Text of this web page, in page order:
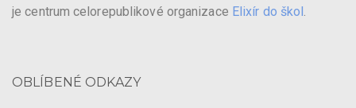
je centrum celorepublikové organizace Elixír do škol.
OBLÍBENÉ ODKAZY